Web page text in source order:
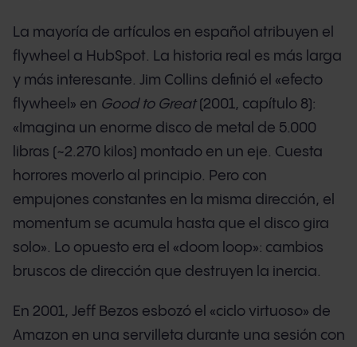
La mayoría de artículos en español atribuyen el
flywheel a HubSpot. La historia real es más larga
y más interesante. Jim Collins definió el «efecto
flywheel» en Good to Great(2001, capítulo 8):
«Imagina un enorme disco de metal de 5.000
libras (~2.270 kilos) montado en un eje. Cuesta
horrores moverlo al principio. Pero con
empujones constantes en la misma dirección, el
momentum se acumula hasta que el disco gira
solo». Lo opuesto era el «doom loop»: cambios
bruscos de dirección que destruyen la inercia.
En 2001, Jeff Bezos esbozó el «ciclo virtuoso» de
Amazon en una servilleta durante una sesión con